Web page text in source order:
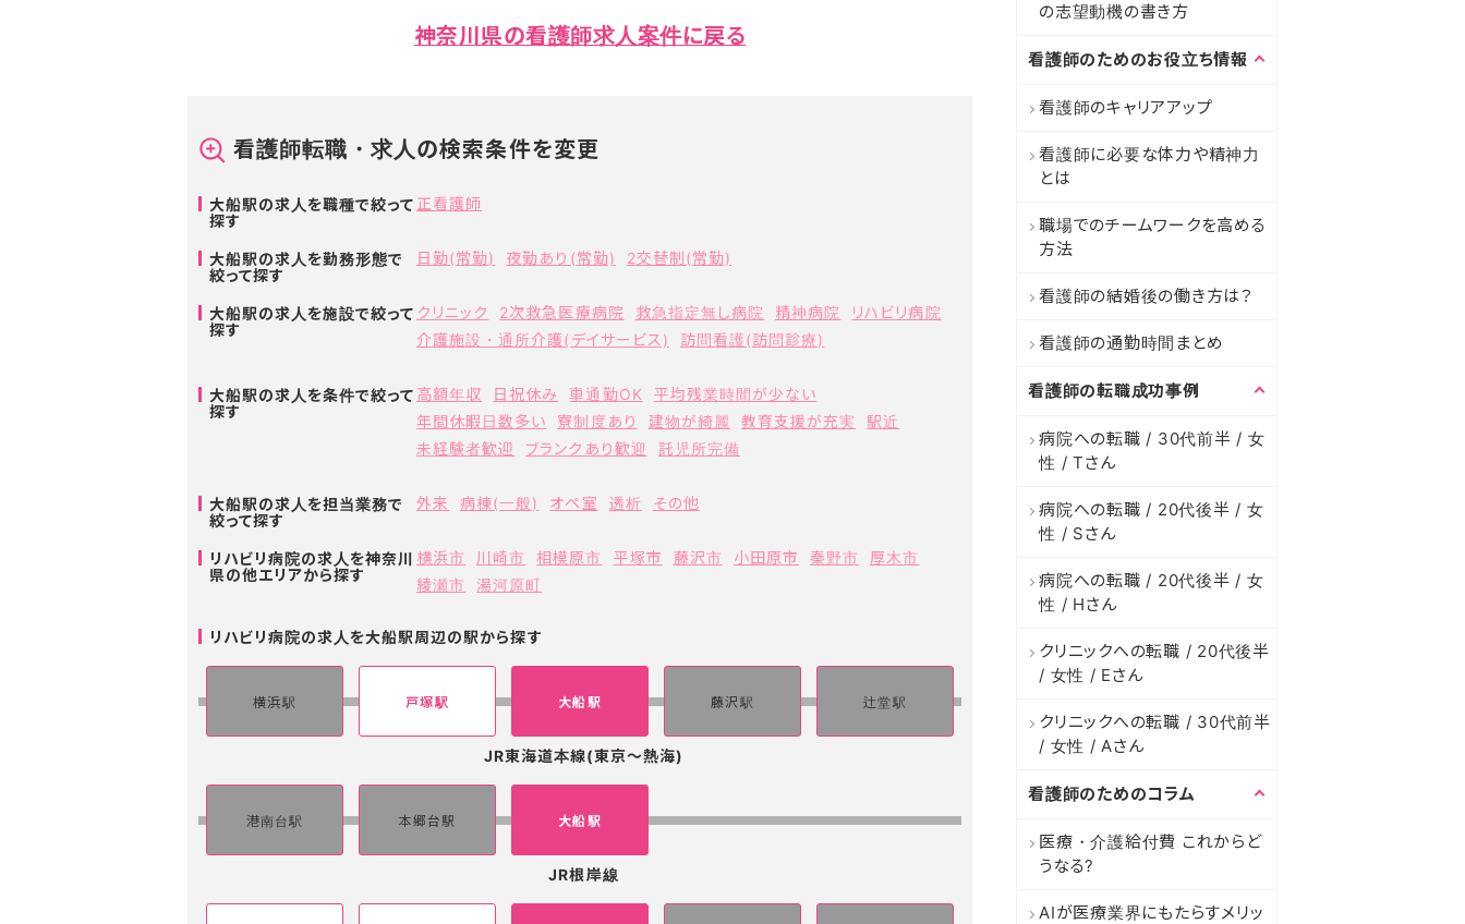
神奈川県の看護師求人案件に戻る
看護師転職・求人の検索条件を変更
大船駅の求人を職種で絞って
探す
正看護師
大船駅の求人を勤務形態で
絞って探す
日勤(常勤) 夜勤あり(常勤) 2交替制(常勤)
大船駅の求人を施設で絞って
探す
クリニック 2次救急医療病院 救急指定無し病院 精神病院
リハビリ病院
介護施設・通所介護(デイサービス)
訪問看護(訪問診療)
大船駅の求人を条件で絞って
探す
高額年収 日祝休み 車通勤OK
平均残業時間が少ない
年間休暇日数多い
寮制度あり 建物が綺麗 教育支援が充実
駅近
未経験者歓迎
ブランクあり歓迎 託児所完備
大船駅の求人を担当業務で
絞って探す
外来 病棟(一般) オペ室 透析 その他
リハビリ病院の求人を神奈川
県の他エリアから探す
横浜市 川崎市 相模原市 平塚市 藤沢市 小田原市 秦野市
厚木市
綾瀬市
湯河原町
リハビリ病院の求人を大船駅周辺の駅から探す
横浜駅 戸塚駅 大船駅 藤沢駅 辻堂駅
JR東海道本線(東京～熱海)
港南台駅 本郷台駅 大船駅
JR根岸線
の志望動機の書き方
看護師のためのお役立ち情報
看護師のキャリアアップ
看護師に必要な体力や精神力
とは
職場でのチームワークを高める
方法
看護師の結婚後の働き方は？
看護師の通勤時間まとめ
看護師の転職成功事例
病院への転職 / 30代前半 / 女
性 / Tさん
病院への転職 / 20代後半 / 女
性 / Sさん
病院への転職 / 20代後半 / 女
性 / Hさん
クリニックへの転職 / 20代後半
/ 女性 / Eさん
クリニックへの転職 / 30代前半
/ 女性 / Aさん
看護師のためのコラム
医療・介護給付費 これからど
うなる?
AIが医療業界にもたらすメリッ